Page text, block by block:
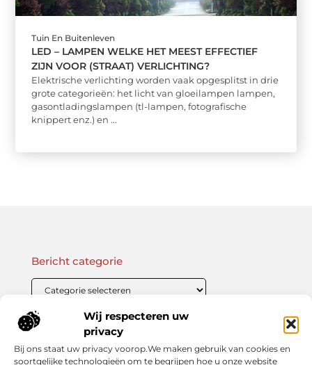
Wij respecteren uw
privacy
Bij ons staat uw privacy voorop.We maken gebruik van cookies en
soortgelijke technologieën om te begrijpen hoe u onze website
Tuin En Buitenleven
LED – LAMPEN WELKE HET MEEST EFFECTIEF
ZIJN VOOR (STRAAT) VERLICHTING?
Elektrische verlichting worden vaak opgesplitst in drie
grote categorieën: het licht van gloeilampen lampen,
gasontladingslampen (tl-lampen, fotografische
knippert enz.) en ...
Onze informatie
Bericht categorie